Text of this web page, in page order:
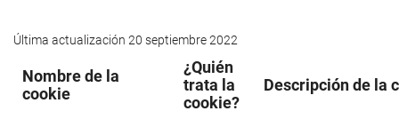
Última actualización 20 septiembre 2022
Nombre de la
cookie
¿Quién
trata la
cookie?
Descripción de la